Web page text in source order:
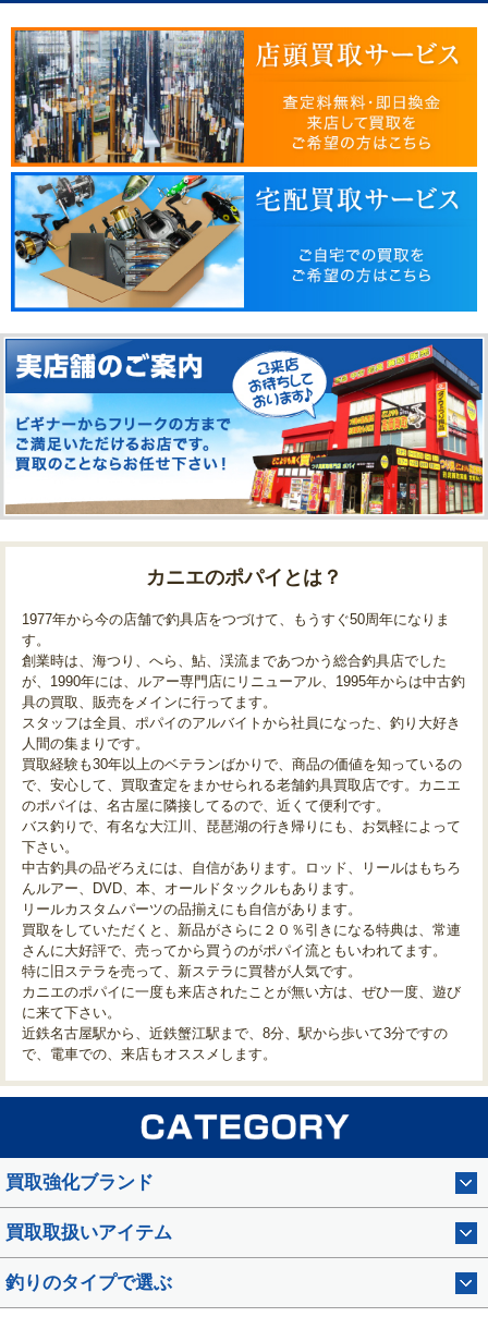
カニエのポパイとは？
1977年から今の店舗で釣具店をつづけて、もうすぐ50周年になりま
す。
創業時は、海つり、へら、鮎、渓流まであつかう総合釣具店でした
が、1990年には、ルアー専門店にリニューアル、1995年からは中古釣
具の買取、販売をメインに行ってます。
スタッフは全員、ポパイのアルバイトから社員になった、釣り大好き
人間の集まりです。
買取経験も30年以上のベテランばかりで、商品の価値を知っているの
で、安心して、買取査定をまかせられる老舗釣具買取店です。カニエ
のポパイは、名古屋に隣接してるので、近くて便利です。
バス釣りで、有名な大江川、琵琶湖の行き帰りにも、お気軽によって
下さい。
中古釣具の品ぞろえには、自信があります。ロッド、リールはもちろ
んルアー、DVD、本、オールドタックルもあります。
リールカスタムパーツの品揃えにも自信があります。
買取をしていただくと、新品がさらに２０％引きになる特典は、常連
さんに大好評で、売ってから買うのがポパイ流ともいわれてます。
特に旧ステラを売って、新ステラに買替が人気です。
カニエのポパイに一度も来店されたことが無い方は、ぜひ一度、遊び
に来て下さい。
近鉄名古屋駅から、近鉄蟹江駅まで、8分、駅から歩いて3分ですの
で、電車での、来店もオススメします。
買取強化ブランド
買取取扱いアイテム
釣りのタイプで選ぶ